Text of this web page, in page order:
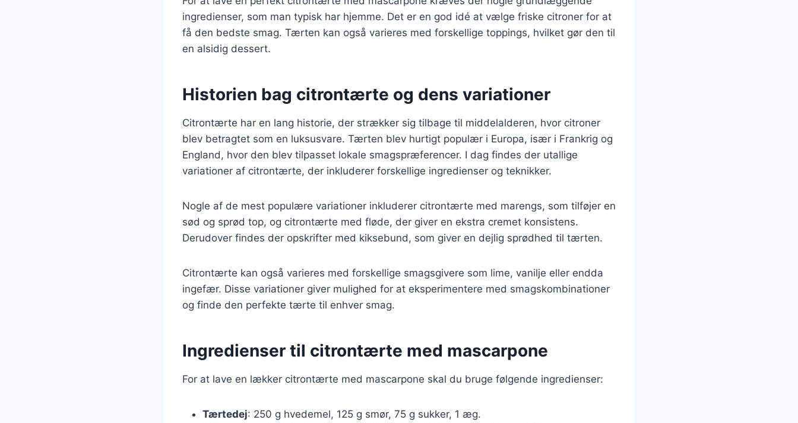
ingredienser, som man typisk har hjemme. Det er en god idé at vælge friske citroner for at
få den bedste smag. Tærten kan også varieres med forskellige toppings, hvilket gør den til
en alsidig dessert.
Historien bag citrontærte og dens variationer
Citrontærte har en lang historie, der strækker sig tilbage til middelalderen, hvor citroner
blev betragtet som en luksusvare. Tærten blev hurtigt populær i Europa, især i Frankrig og
England, hvor den blev tilpasset lokale smagspræferencer. I dag findes der utallige
variationer af citrontærte, der inkluderer forskellige ingredienser og teknikker.
Nogle af de mest populære variationer inkluderer citrontærte med marengs, som tilføjer en
sød og sprød top, og citrontærte med fløde, der giver en ekstra cremet konsistens.
Derudover findes der opskrifter med kiksebund, som giver en dejlig sprødhed til tærten.
Citrontærte kan også varieres med forskellige smagsgivere som lime, vanilje eller endda
ingefær. Disse variationer giver mulighed for at eksperimentere med smagskombinationer
og finde den perfekte tærte til enhver smag.
Ingredienser til citrontærte med mascarpone
For at lave en lækker citrontærte med mascarpone skal du bruge følgende ingredienser:
Tærtedej: 250 g hvedemel, 125 g smør, 75 g sukker, 1 æg.